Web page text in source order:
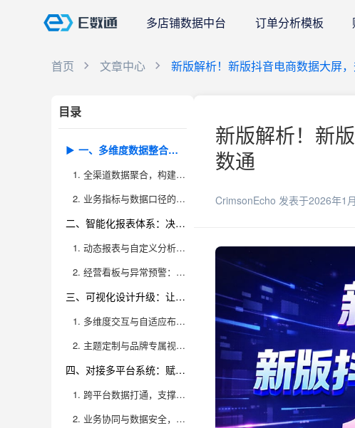
多店铺数据中台 订单分析模板
首页 文章中心 新版解析！新版抖音电商数据大屏
目录
一、多维度数据整合：全链路业务洞察的基石
1. 全渠道数据聚合，构建经营全景视角
2. 业务指标与数据口径的标准化
二、智能化报表体系：决策效率的加速器
1. 动态报表与自定义分析，满足多层级管理需求
2. 经营看板与异常预警：实时驱动业务优化
三、可视化设计升级：让数据洞察变得简单高效
1. 多维度交互与自适应布局，提升数据易读性
2. 主题定制与品牌专属视觉，助力企业形象升级
四、对接多平台系统：赋能跨渠道业务协同
1. 跨平台数据打通，支撑多业态一体化经营
2. 业务协同与数据安全，保障企业稳定运营
新版解析！新
数通
CrimsonEcho 发表于2026年1